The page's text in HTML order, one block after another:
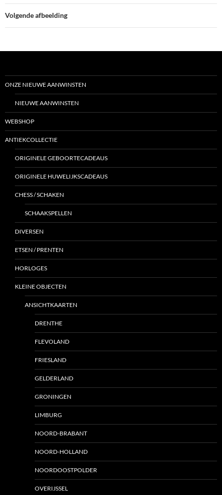
Volgende afbeelding
ONZE NIEUWE AANWINSTEN
NIEUWE AANWINSTEN
WEBSHOP
ANTIEKCOLLECTIE
ORIGINELE GEBOORTECADEAUS
ORIGINELE HUWELIJKSCADEAUS
CHESS / SCHAKEN
SCHAAKSPELLEN
DIVERSEN
ETSEN / PRENTEN
HORLOGES
KLEINE OBJECTEN
ANSICHTKAARTEN
DRENTHE
FLEVOLAND
FRIESLAND
GELDERLAND
GRONINGEN
LIMBURG
NOORD-BRABANT
NOORD-HOLLAND
NOORDOOSTPOLDER
OVERIJSSEL